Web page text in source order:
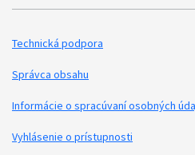
Podporné odkazy
Technická podpora
Správca obsahu
Informácie o spracúvaní osobných
Vyhlásenie o prístupnosti